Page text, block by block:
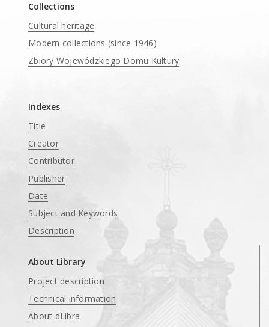
Collections
Cultural heritage
Modern collections (since 1946)
Zbiory Wojewódzkiego Domu Kultury
Indexes
Title
Creator
Contributor
Publisher
Date
Subject and Keywords
Description
About Library
Project description
Technical information
About dLibra